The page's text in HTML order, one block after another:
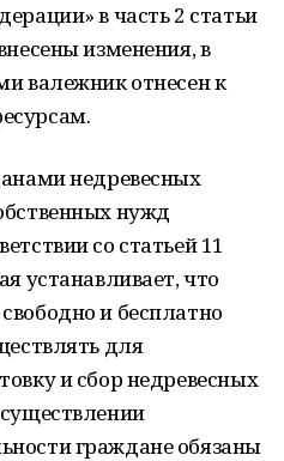
в часть 2 статьи
изменения, в
валежник отнесен к
недревесных
нужд
со статьей 11
устанавливает, что
и бесплатно
для
и сбор недревесных
граждане обязаны